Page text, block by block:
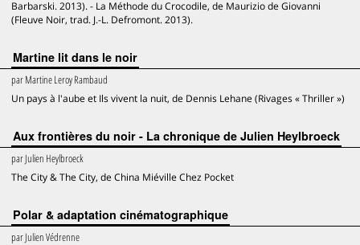
Barbarski. 2013). - La Méthode du Crocodile, de Maurizio de Giovanni
(Fleuve Noir, trad. J.-L. Defromont. 2013).
Martine lit dans le noir
parMartine Leroy Rambaud
Un pays à l'aube et Ils vivent la nuit, de Dennis Lehane (Rivages « Thriller »)
Aux frontières du noir - La chronique de Julien Heylbroeck
parJulien Heylbroeck
The City & The City, de China Miéville Chez Pocket
Polar & adaptation cinématographique
parJulien Védrenne